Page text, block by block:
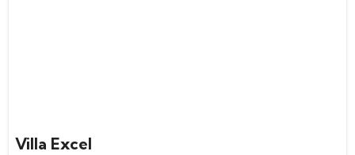
Villa Excel